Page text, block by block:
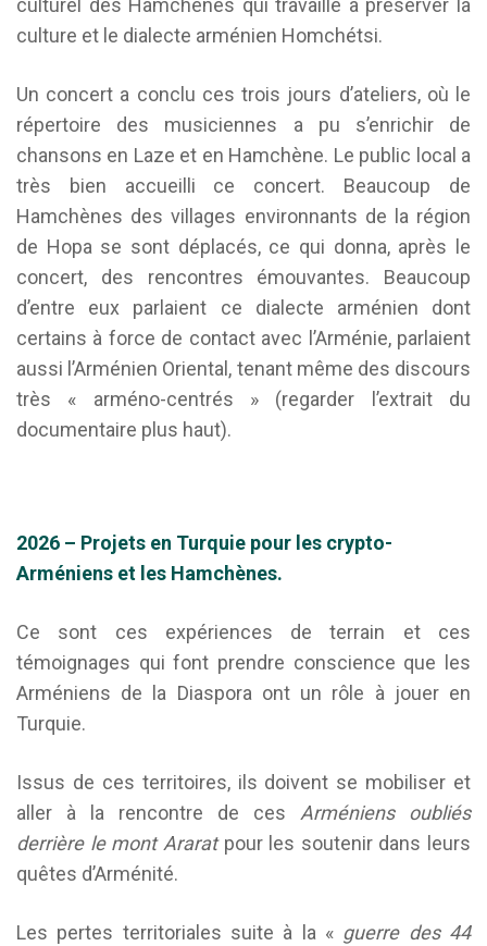
culturel des Hamchènes qui travaille à préserver la
culture et le dialecte arménien Homchétsi.
Un concert a conclu ces trois jours d’ateliers, où le
répertoire des musiciennes a pu s’enrichir de
chansons en Laze et en Hamchène. Le public local a
très bien accueilli ce concert. Beaucoup de
Hamchènes des villages environnants de la région
de Hopa se sont déplacés, ce qui donna, après le
concert, des rencontres émouvantes. Beaucoup
d’entre eux parlaient ce dialecte arménien dont
certains à force de contact avec l’Arménie, parlaient
aussi l’Arménien Oriental, tenant même des discours
très « arméno-centrés » (regarder l’extrait du
documentaire plus haut).
2026 – Projets en Turquie pour les crypto-
Arméniens et les Hamchènes.
Ce sont ces expériences de terrain et ces
témoignages qui font prendre conscience que les
Arméniens de la Diaspora ont un rôle à jouer en
Turquie.
Issus de ces territoires, ils doivent se mobiliser et
aller à la rencontre de ces Arméniens oubliés
derrière le mont Araratpour les soutenir dans leurs
quêtes d’Arménité.
Les pertes territoriales suite à la « guerre des 44